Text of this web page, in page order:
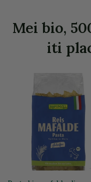
Mei bio,
iti